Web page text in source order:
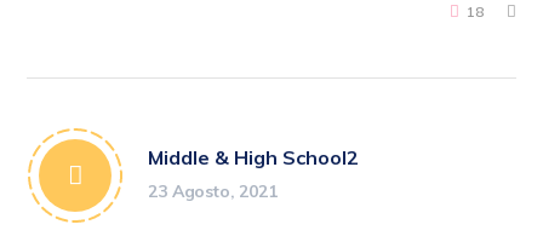
18
Middle & High School2
23 Agosto, 2021